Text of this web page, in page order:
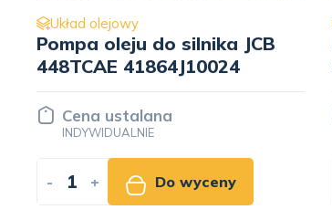
Układ olejowy
Przewód olejowy do
silnika Volvo TD103
11031259
Cena ustalana
INDYWIDUALNIE
- + Do wyceny